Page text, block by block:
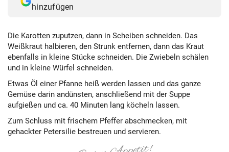
hinzufügen
Die Karotten zuputzen, dann in Scheiben schneiden. Das
Weißkraut halbieren, den Strunk entfernen, dann das Kraut
ebenfalls in kleine Stücke schneiden. Die Zwiebeln schälen
und in kleine Würfel schneiden.
Etwas Öl einer Pfanne heiß werden lassen und das ganze
Gemüse darin andünsten, anschließend mit der Suppe
aufgießen und ca. 40 Minuten lang köcheln lassen.
Zum Schluss mit frischem Pfeffer abschmecken, mit
gehackter Petersilie bestreuen und servieren.